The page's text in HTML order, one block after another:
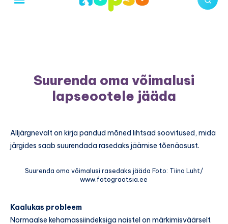
Suurenda oma võimalusi
lapseootele jääda
Alljärgnevalt on kirja pandud mõned lihtsad soovitused, mida
järgides saab suurendada rasedaks jäämise tõenäosust.
Suurenda oma võimalusi rasedaks jääda Foto: Tiina Luht/
www.fotograatsia.ee
Kaalukas probleem
Normaalse kehamassiindeksiga naistel on märkimisväärselt